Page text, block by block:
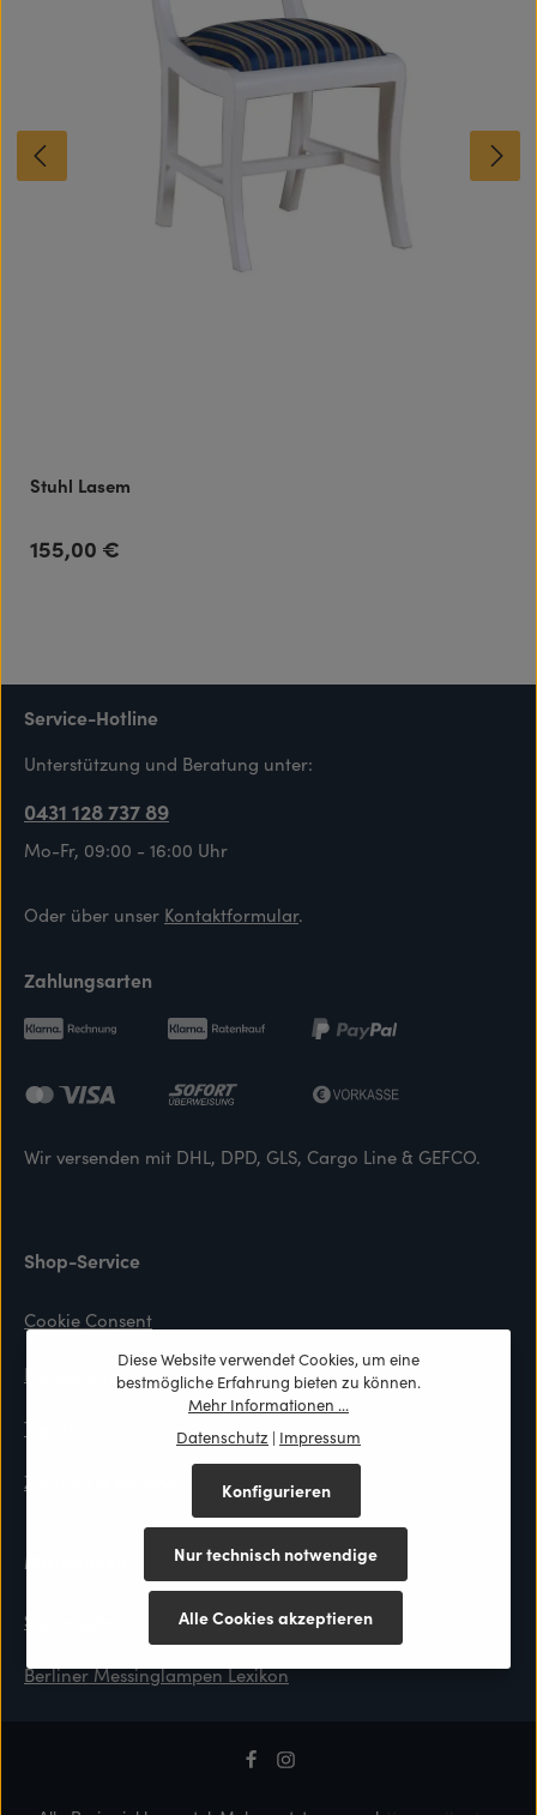
Stuhl Lasem
Regulärer Preis:
155,00 €
Service-Hotline
Unterstützung und Beratung unter:
0431 128 737 89
Mo-Fr, 09:00 - 16:00 Uhr
Oder über unser Kontaktformular.
Zahlungsarten
Wir versenden mit DHL, DPD, GLS, Cargo Line & GEFCO.
Shop-Service
Cookie Consent
Kontaktformular
Top-Preis Garantie
Zahlung & Versand
Materialien
Stoffmuster
Berliner Messinglampen Lexikon
Diese Website verwendet Cookies, um eine
bestmögliche Erfahrung bieten zu können.
Mehr Informationen ...
Datenschutz | Impressum
Nur technisch notwendige
Konfigurieren
Alle Cookies akzeptieren